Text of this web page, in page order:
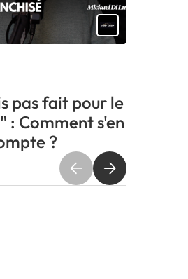
pas fait pour le
: Comment s'en
?